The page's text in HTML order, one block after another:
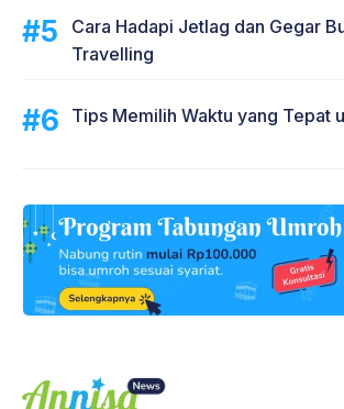
Cara Hadapi Jetlag dan Gegar
Travelling
Tips Memilih Waktu yang Tepat